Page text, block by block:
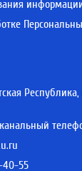
40-55